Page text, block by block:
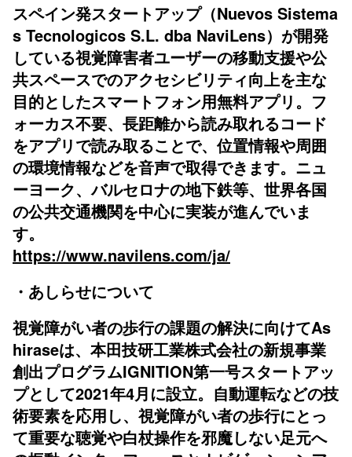
スペイン発スタートアップ（Nuevos Sistema
s Tecnologicos S.L. dba NaviLens）が開発
している視覚障害者ユーザーの移動支援や公
共スペースでのアクセシビリティ向上を主な
目的としたスマートフォン用無料アプリ。フ
ォーカス不要、長距離から読み取れるコード
をアプリで読み取ることで、位置情報や周囲
の環境情報などを音声で取得できます。ニュ
ーヨーク、バルセロナの地下鉄等、世界各国
の公共交通機関を中心に実装が進んでいま
す。
https://www.navilens.com/ja/
・あしらせについて
視覚障がい者の歩行の課題の解決に向けてAs
hiraseは、本田技研工業株式会社の新規事業
創出プログラムIGNITION第一号スタートアッ
プとして2021年4月に設立。自動運転などの技
術要素を応用し、視覚障がい者の歩行にとっ
て重要な聴覚や白杖操作を邪魔しない足元へ